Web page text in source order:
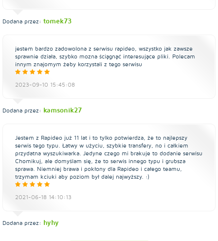
Dodana przez: tomek73
jestem bardzo zadowolona z serwisu rapideo, wszystko jak zawsze
sprawnie działa, szybko mozna ściągnąć interesujące pliki. Polecam
innym znajomym żeby korzystali z tego serwisu
2023-09-10 15:45:08
Dodana przez: kamsonik27
Jestem z Rapideo już 11 lat i to tylko potwierdza, że to najlepszy
serwis tego typu. Łatwy w użyciu, szybkie transfery, no i całkiem
przydatna wyszukiwarka. Jedyne czego mi brakuje to dodanie serwisu
Chomikuj, ale domyślam się, że to serwis innego typu i grubsza
sprawa. Niemniej brawa i pokłony dla Rapideo i całego teamu,
trzymam kciuki aby poziom był dalej najwyższy. :)
2021-06-18 14:10:13
Dodana przez: hyhy